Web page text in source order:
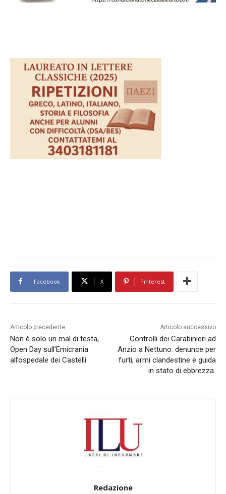
Facebook X Pinterest
Articolo precedente
Non è solo un mal di testa,
Open Day sull’Emicrania
all’ospedale dei Castelli
Articolo successivo
Controlli dei Carabinieri ad
Anzio a Nettuno: denunce per
furti, armi clandestine e guida
in stato di ebbrezza
Redazione